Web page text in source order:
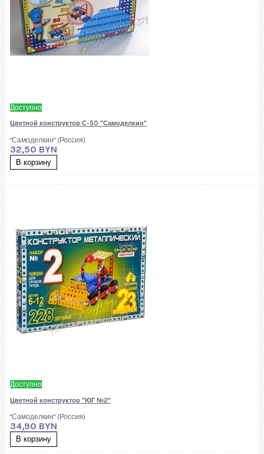
Доступно
Цветной конструктор С-50 "Самоделкин"
"Самоделкин" (Россия)
32,50 BYN
В корзину
Доступно
Цветной конструктор "ЮГ №2"
"Самоделкин" (Россия)
34,90 BYN
В корзину